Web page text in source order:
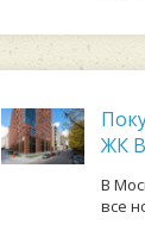
ЖК
В
все